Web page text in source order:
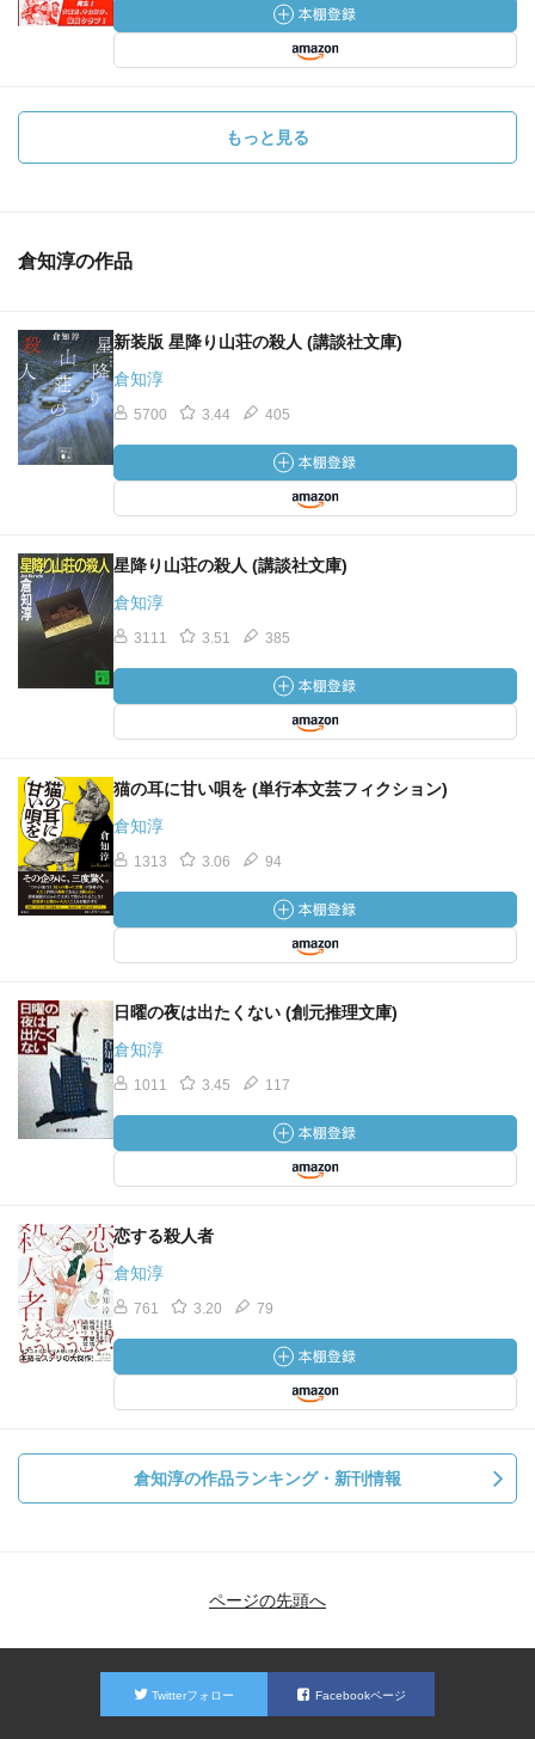
もっと見る
倉知淳の作品
新装版 星降り山荘の殺人 (講談社文庫)
倉知淳
5700 3.44 405
星降り山荘の殺人 (講談社文庫)
倉知淳
3111 3.51 385
猫の耳に甘い唄を (単行本文芸フィクション)
倉知淳
1313 3.06 94
日曜の夜は出たくない (創元推理文庫)
倉知淳
1011 3.45 117
恋する殺人者
倉知淳
761 3.20 79
倉知淳の作品ランキング・新刊情報
ページの先頭へ
Twitterフォロー Facebookページ